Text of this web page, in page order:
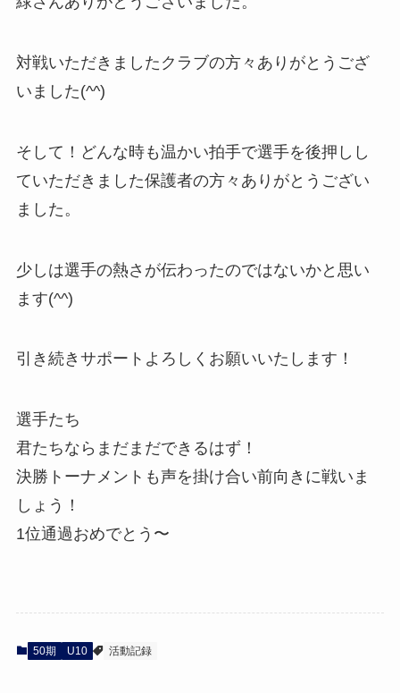
対戦いただきましたクラブの方々ありがとうござ
いました(^^)
そして！どんな時も温かい拍手で選手を後押しし
ていただきました保護者の方々ありがとうござい
ました。
少しは選手の熱さが伝わったのではないかと思い
ます(^^)
引き続きサポートよろしくお願いいたします！
選手たち
君たちならまだまだできるはず！
決勝トーナメントも声を掛け合い前向きに戦いま
しょう！
1位通過おめでとう〜
50期 U10 活動記録